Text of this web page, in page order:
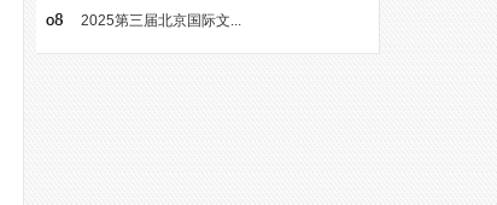
2025第三届北京国际文...